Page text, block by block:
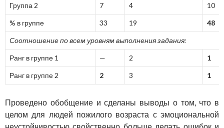
Группа 2 7 4 10
% в группе 33 19 48
Соотношение по всем уровням выполнения задания:
Ранг в группе 1 — 2 1
Ранг в группе 2 2 3 1
Проведено обобщение и сделаны выводы о том, что в
целом для людей пожилого возраста с эмоциональной